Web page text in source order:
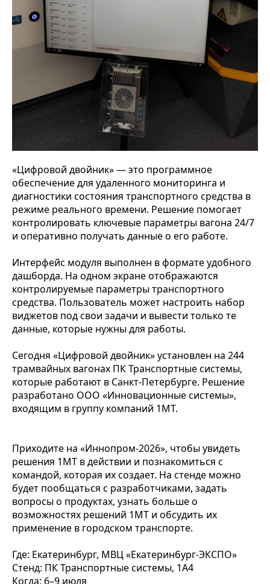
«Цифровой двойник» — это программное
обеспечение для удаленного мониторинга и
диагностики состояния транспортного средства в
режиме реального времени. Решение помогает
контролировать ключевые параметры вагона 24/7
и оперативно получать данные о его работе.
Интерфейс модуля выполнен в формате удобного
дашборда. На одном экране отображаются
контролируемые параметры транспортного
средства. Пользователь может настроить набор
виджетов под свои задачи и вывести только те
данные, которые нужны для работы.
Сегодня «Цифровой двойник» установлен на 244
трамвайных вагонах ПК Транспортные системы,
которые работают в Санкт-Петербурге. Решение
разработано ООО «Инновационные системы»,
входящим в группу компаний 1МТ.
Приходите на «Иннопром-2026», чтобы увидеть
решения 1МТ в действии и познакомиться с
командой, которая их создает. На стенде можно
будет пообщаться с разработчиками, задать
вопросы о продуктах, узнать больше о
возможностях решений 1МТ и обсудить их
применение в городском транспорте.
Где: Екатеринбург, МВЦ «Екатеринбург-ЭКСПО»
Стенд: ПК Транспортные системы, 1А4
Когда: 6–9 июля